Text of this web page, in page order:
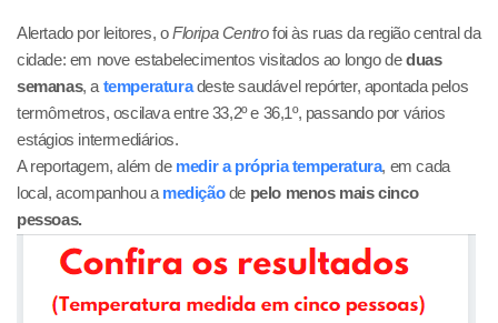
Alertado por leitores, oFloripa Centrofoi às ruas da região central da
cidade: em nove estabelecimentos visitados ao longo deduas
semanas, a temperaturadeste saudável repórter, apontada pelos
termômetros, oscilava entre 33,2º e 36,1º, passando por vários
estágios intermediários.
A reportagem, além de medir a própria temperatura, em cada
local, acompanhou a mediçãode pelo menos mais cinco
pessoas.